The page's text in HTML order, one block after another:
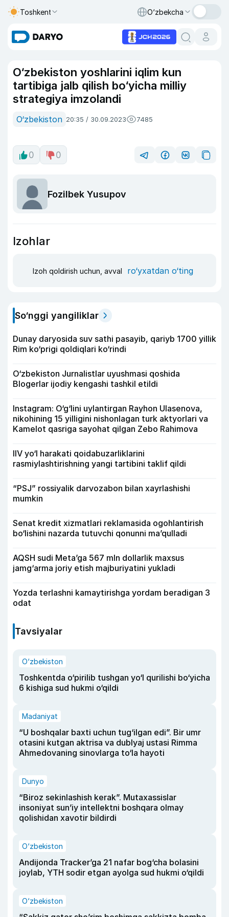
Toshkent O‘zbekcha
O‘zbekiston yoshlarini iqlim kun
tartibiga jalb qilish bo‘yicha milliy
strategiya imzolandi
O‘zbekiston 20:35 / 30.09.2023 7485
0 0
Fozilbek Yusupov
Izohlar
Izoh qoldirish uchun, avval ro‘yxatdan o‘ting
So‘nggi yangiliklar
Dunay daryosida suv sathi pasayib, qariyb 1700 yillik
Rim ko‘prigi qoldiqlari ko‘rindi
O‘zbekiston Jurnalistlar uyushmasi qoshida
Blogerlar ijodiy kengashi tashkil etildi
Instagram: O‘g‘lini uylantirgan Rayhon Ulasenova,
nikohining 15 yilligini nishonlagan turk aktyorlari va
Kamelot qasriga sayohat qilgan Zebo Rahimova
IIV yo‘l harakati qoidabuzarliklarini
rasmiylashtirishning yangi tartibini taklif qildi
“PSJ” rossiyalik darvozabon bilan xayrlashishi
mumkin
Senat kredit xizmatlari reklamasida ogohlantirish
bo‘lishini nazarda tutuvchi qonunni ma’qulladi
AQSH sudi Meta’ga 567 mln dollarlik maxsus
jamg‘arma joriy etish majburiyatini yukladi
Yozda terlashni kamaytirishga yordam beradigan 3
odat
Tavsiyalar
O‘zbekiston
Toshkentda o‘pirilib tushgan yo‘l qurilishi bo‘yicha
6 kishiga sud hukmi o‘qildi
Madaniyat
“U boshqalar baxti uchun tug‘ilgan edi”. Bir umr
otasini kutgan aktrisa va dublyaj ustasi Rimma
Ahmedovaning sinovlarga to‘la hayoti
Dunyo
“Biroz sekinlashish kerak”. Mutaxassislar
insoniyat sun’iy intellektni boshqara olmay
qolishidan xavotir bildirdi
O‘zbekiston
Andijonda Tracker’ga 21 nafar bog‘cha bolasini
joylab, YTH sodir etgan ayolga sud hukmi o‘qildi
O‘zbekiston